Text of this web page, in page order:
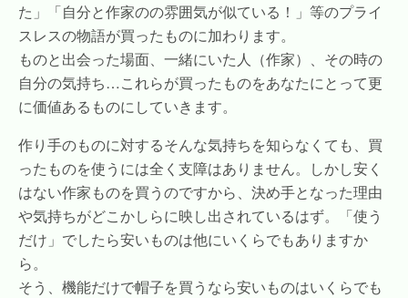
た」「自分と作家のの雰囲気が似ている！」等のプライ
スレスの物語が買ったものに加わります。
ものと出会った場面、一緒にいた人（作家）、その時の
自分の気持ち…これらが買ったものをあなたにとって更
に価値あるものにしていきます。
作り手のものに対するそんな気持ちを知らなくても、買
ったものを使うには全く支障はありません。しかし安く
はない作家ものを買うのですから、決め手となった理由
や気持ちがどこかしらに映し出されているはず。「使う
だけ」でしたら安いものは他にいくらでもありますか
ら。
そう、機能だけで帽子を買うなら安いものはいくらでも